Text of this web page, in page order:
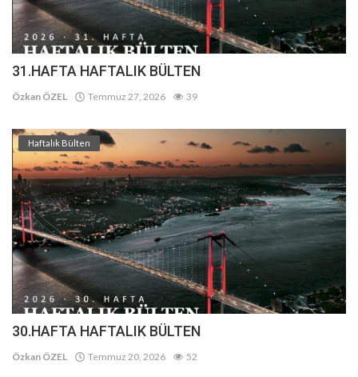
31.HAFTA HAFTALIK BÜLTEN
Özkan ÖZEL Temmuz 27, 2026 39
Haftalık Bülten
30.HAFTA HAFTALIK BÜLTEN
Özkan ÖZEL Temmuz 20, 2026 52